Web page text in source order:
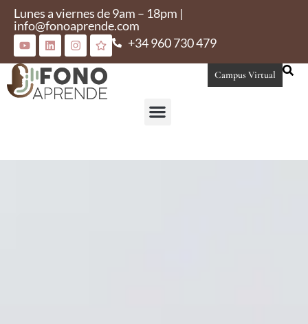
Lunes a viernes de 9am – 18pm |
info@fonoaprende.com
+34 960 730 479
Campus Virtual